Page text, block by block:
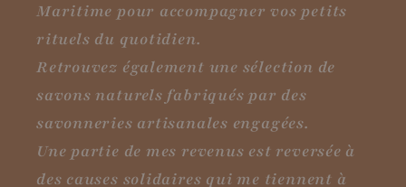
Maritime pour accompagner vos petits
rituels du quotidien.
Retrouvez également une sélection de
savons naturels fabriqués par des
savonneries artisanales engagées.
Une partie de mes revenus est reversée à
des causes solidaires qui me tiennent à